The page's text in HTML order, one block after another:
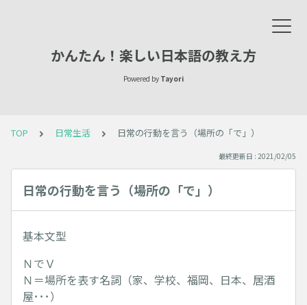
かんたん！楽しい日本語の教え方
Powered by Tayori
TOP 日常生活 日常の行動を言う（場所の「で」）
最終更新日 : 2021/02/05
日常の行動を言う（場所の「で」）
基本文型
ＮでＶ
Ｎ＝場所を表す名詞（家、学校、福岡、日本、居酒
屋･･･）